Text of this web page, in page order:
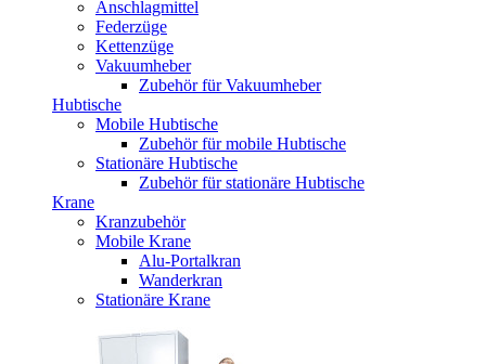
Anschlagmittel
Federzüge
Kettenzüge
Vakuumheber
Zubehör für Vakuumheber
Hubtische
Mobile Hubtische
Zubehör für mobile Hubtische
Stationäre Hubtische
Zubehör für stationäre Hubtische
Krane
Kranzubehör
Mobile Krane
Alu-Portalkran
Wanderkran
Stationäre Krane